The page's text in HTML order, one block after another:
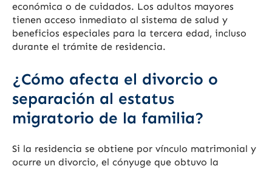
económica o de cuidados. Los adultos mayores
tienen acceso inmediato al sistema de salud y
beneficios especiales para la tercera edad, incluso
durante el trámite de residencia.
¿Cómo afecta el divorcio o
separación al estatus
migratorio de la familia?
Si la residencia se obtiene por vínculo matrimonial y
ocurre un divorcio, el cónyuge que obtuvo la